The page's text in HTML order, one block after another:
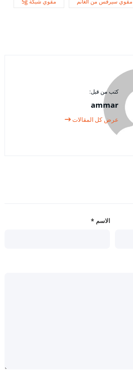
كتب من قبل:
ammar
عرض كل المقالات
الاسم *